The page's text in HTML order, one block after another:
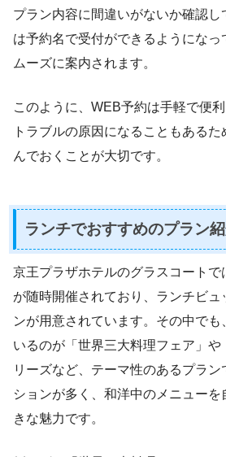
プラン内容に間違いがないか確認し
は予約名で受付ができるようになっ
ムーズに案内されます。
このように、WEB予約は手軽で便
トラブルの原因になることもある
んでおくことが大切です。
ランチでおすすめのプラン
京王プラザホテルのグラスコートで
が随時開催されており、ランチビュ
ンが用意されています。その中でも
いるのが「世界三大料理フェア」
リーズなど、テーマ性のあるプラ
ションが多く、和洋中のメニュー
きな魅力です。